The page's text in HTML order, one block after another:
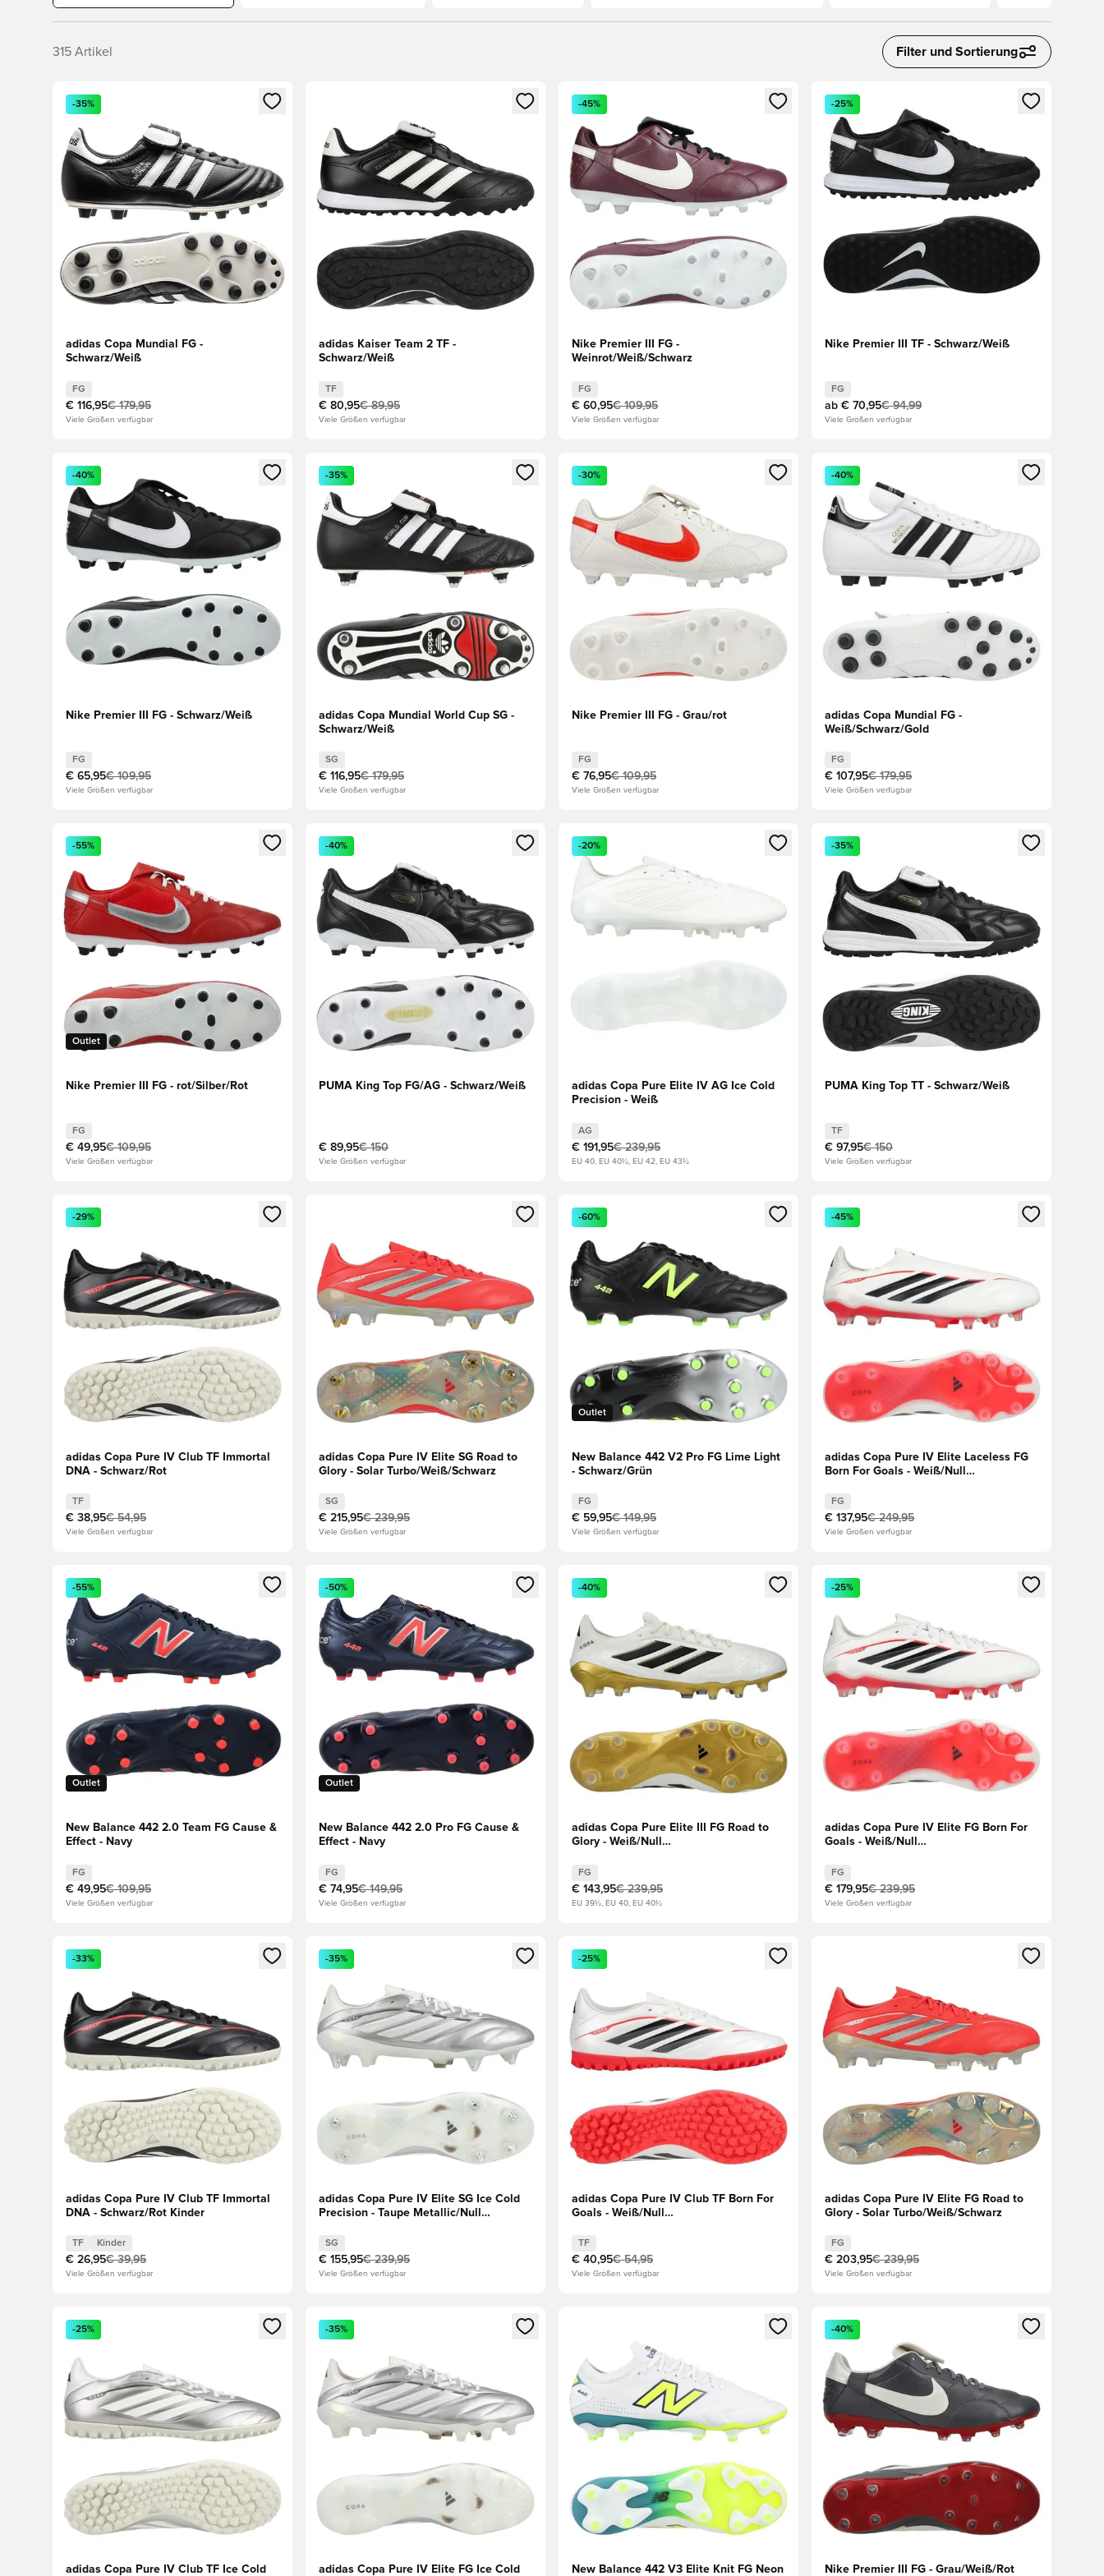
315 Artikel Filter und Sortierung
Öffnet ein Fenster zum Anmelden oder Registrieren als Mitglied
-35%
adidas Copa Mundial FG -
Schwarz/Weiß
FG
€ 116,95€ 179,95
Viele Größen verfügbar
Öffnet ein Fenster zum Anmelden oder Registrieren als Mitglied
adidas Kaiser Team 2 TF -
Schwarz/Weiß
TF
€ 80,95€ 89,95
Viele Größen verfügbar
Öffnet ein Fenster zum Anmelden oder Registrieren als Mitglied
-45%
Nike Premier III FG -
Weinrot/Weiß/Schwarz
FG
€ 60,95€ 109,95
Viele Größen verfügbar
Öffnet ein Fenster zum Anmelden oder
-25%
Nike Premier III TF - Schwarz/Weiß
FG
ab € 70,95€ 94,99
Viele Größen verfügbar
Öffnet ein Fenster zum Anmelden oder Registrieren als Mitglied
-40%
Nike Premier III FG - Schwarz/Weiß
FG
€ 65,95€ 109,95
Viele Größen verfügbar
Öffnet ein Fenster zum Anmelden oder Registrieren als Mitglied
-35%
adidas Copa Mundial World Cup SG -
Schwarz/Weiß
SG
€ 116,95€ 179,95
Viele Größen verfügbar
Öffnet ein Fenster zum Anmelden oder Registrieren als Mitglied
-30%
Nike Premier III FG - Grau/rot
FG
€ 76,95€ 109,95
Viele Größen verfügbar
Öffnet ein Fenster zum Anmelden oder
-40%
adidas Copa Mundial FG -
Weiß/Schwarz/Gold
FG
€ 107,95€ 179,95
Viele Größen verfügbar
Öffnet ein Fenster zum Anmelden oder Registrieren als Mitglied
Outlet
-55%
Nike Premier III FG - rot/Silber/Rot
FG
€ 49,95€ 109,95
Viele Größen verfügbar
Öffnet ein Fenster zum Anmelden oder Registrieren als Mitglied
-40%
PUMA King Top FG/AG - Schwarz/Weiß
€ 89,95€ 150
Viele Größen verfügbar
Öffnet ein Fenster zum Anmelden oder Registrieren als Mitglied
-20%
adidas Copa Pure Elite IV AG Ice Cold
Precision - Weiß
AG
€ 191,95€ 239,95
EU 40, EU 40½, EU 42, EU 43½
Öffnet ein Fenster zum Anmelden oder
-35%
PUMA King Top TT - Schwarz/Weiß
TF
€ 97,95€ 150
Viele Größen verfügbar
Öffnet ein Fenster zum Anmelden oder Registrieren als Mitglied
-29%
adidas Copa Pure IV Club TF Immortal
DNA - Schwarz/Rot
TF
€ 38,95€ 54,95
Viele Größen verfügbar
Öffnet ein Fenster zum Anmelden oder Registrieren als Mitglied
adidas Copa Pure IV Elite SG Road to
Glory - Solar Turbo/Weiß/Schwarz
SG
€ 215,95€ 239,95
Viele Größen verfügbar
Öffnet ein Fenster zum Anmelden oder Registrieren als Mitglied
Outlet
-60%
New Balance 442 V2 Pro FG Lime Light
- Schwarz/Grün
FG
€ 59,95€ 149,95
Viele Größen verfügbar
Öffnet ein Fenster zum Anmelden oder
-45%
adidas Copa Pure IV Elite Laceless FG
Born For Goals - Weiß/Null
FG
€ 137,95€ 249,95
Viele Größen verfügbar
Öffnet ein Fenster zum Anmelden oder Registrieren als Mitglied
Outlet
-55%
New Balance 442 2.0 Team FG Cause &
Effect - Navy
FG
€ 49,95€ 109,95
Viele Größen verfügbar
Öffnet ein Fenster zum Anmelden oder Registrieren als Mitglied
Outlet
-50%
New Balance 442 2.0 Pro FG Cause &
Effect - Navy
FG
€ 74,95€ 149,95
Viele Größen verfügbar
Öffnet ein Fenster zum Anmelden oder Registrieren als Mitglied
-40%
adidas Copa Pure Elite III FG Road to
Glory - Weiß/Null
FG
€ 143,95€ 239,95
EU 39½, EU 40, EU 40½
Öffnet ein Fenster zum Anmelden oder
-25%
adidas Copa Pure IV Elite FG Born For
Goals - Weiß/Null
FG
€ 179,95€ 239,95
Viele Größen verfügbar
Öffnet ein Fenster zum Anmelden oder Registrieren als Mitglied
-33%
adidas Copa Pure IV Club TF Immortal
DNA - Schwarz/Rot Kinder
TF Kinder
€ 26,95€ 39,95
Viele Größen verfügbar
Öffnet ein Fenster zum Anmelden oder Registrieren als Mitglied
-35%
adidas Copa Pure IV Elite SG Ice Cold
Precision - Taupe Metallic/Null
SG
€ 155,95€ 239,95
Viele Größen verfügbar
Öffnet ein Fenster zum Anmelden oder Registrieren als Mitglied
-25%
adidas Copa Pure IV Club TF Born For
Goals - Weiß/Null
TF
€ 40,95€ 54,95
Viele Größen verfügbar
Öffnet ein Fenster zum Anmelden oder
adidas Copa Pure IV Elite FG Road to
Glory - Solar Turbo/Weiß/Schwarz
FG
€ 203,95€ 239,95
Viele Größen verfügbar
Öffnet ein Fenster zum Anmelden oder Registrieren als Mitglied
-25%
adidas Copa Pure IV Club TF Ice Cold
Öffnet ein Fenster zum Anmelden oder Registrieren als Mitglied
-35%
adidas Copa Pure IV Elite FG Ice Cold
Öffnet ein Fenster zum Anmelden oder Registrieren als Mitglied
New Balance 442 V3 Elite Knit FG Neon
Öffnet ein Fenster zum Anmelden oder
-40%
Nike Premier III FG - Grau/Weiß/Rot